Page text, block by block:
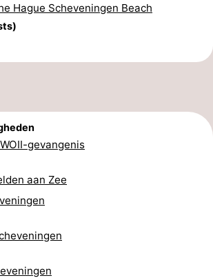
Hague Scheveningen Beach
gevangenis
aan Zee